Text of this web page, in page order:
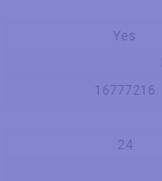
Yes
16777216
24